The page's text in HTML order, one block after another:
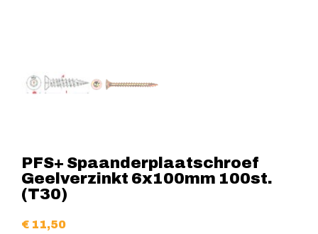
PFS+ Spaanderplaatschroef
Geelverzinkt 6x100mm 100st.
(T30)
€ 11,50